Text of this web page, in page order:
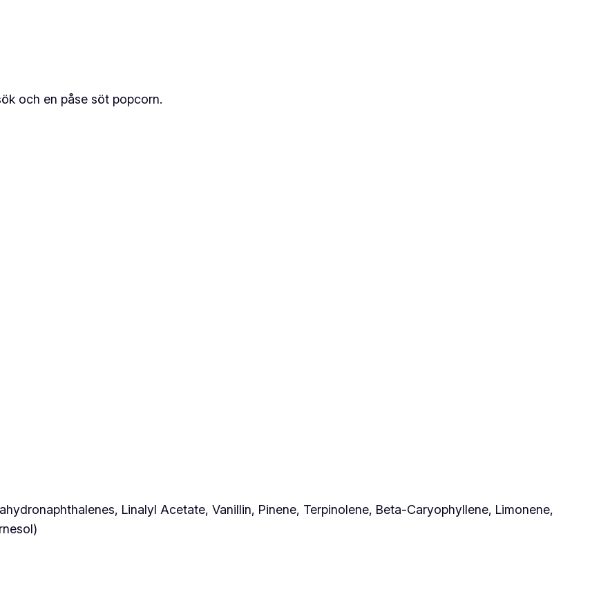
L
och en påse söt popcorn.
Linalyl Acetate, Vanillin, Pinene, Terpinolene, Beta-Caryophyllene, Limonene,